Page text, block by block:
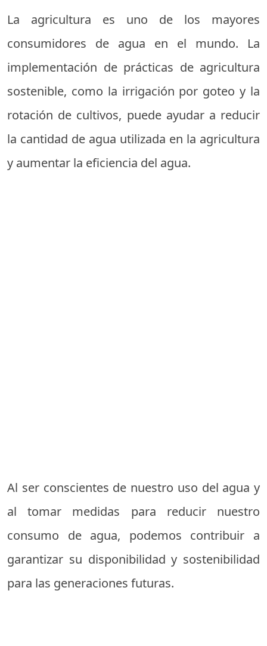
La agricultura es uno de los mayores
consumidores de agua en el mundo. La
implementación de prácticas de agricultura
sostenible, como la irrigación por goteo y la
rotación de cultivos, puede ayudar a reducir
la cantidad de agua utilizada en la agricultura
y aumentar la eficiencia del agua.
Al ser conscientes de nuestro uso del agua y
al tomar medidas para reducir nuestro
consumo de agua, podemos contribuir a
garantizar su disponibilidad y sostenibilidad
para las generaciones futuras.